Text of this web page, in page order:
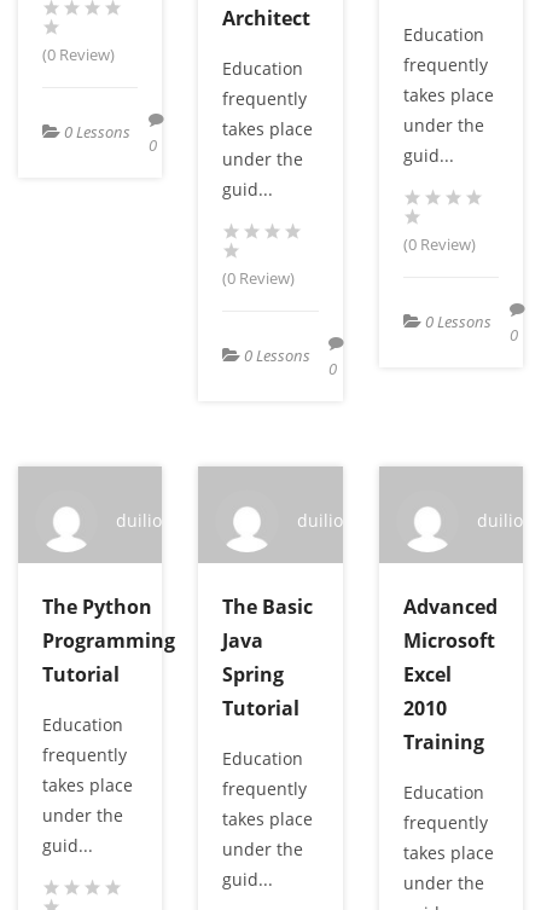
(0 Review)
0 Lessons
0
Architect
Education
frequently
takes place
under the
guid...
(0 Review)
0 Lessons
0
Education
frequently
takes place
under the
guid...
(0 Review)
0 Lessons
0
duilio
The Python
Programming
Tutorial
Education
frequently
takes place
under the
guid...
duilio
The Basic
Java
Spring
Tutorial
Education
frequently
takes place
under the
guid...
duilio
Advanced
Microsoft
Excel
2010
Training
Education
frequently
takes place
under the